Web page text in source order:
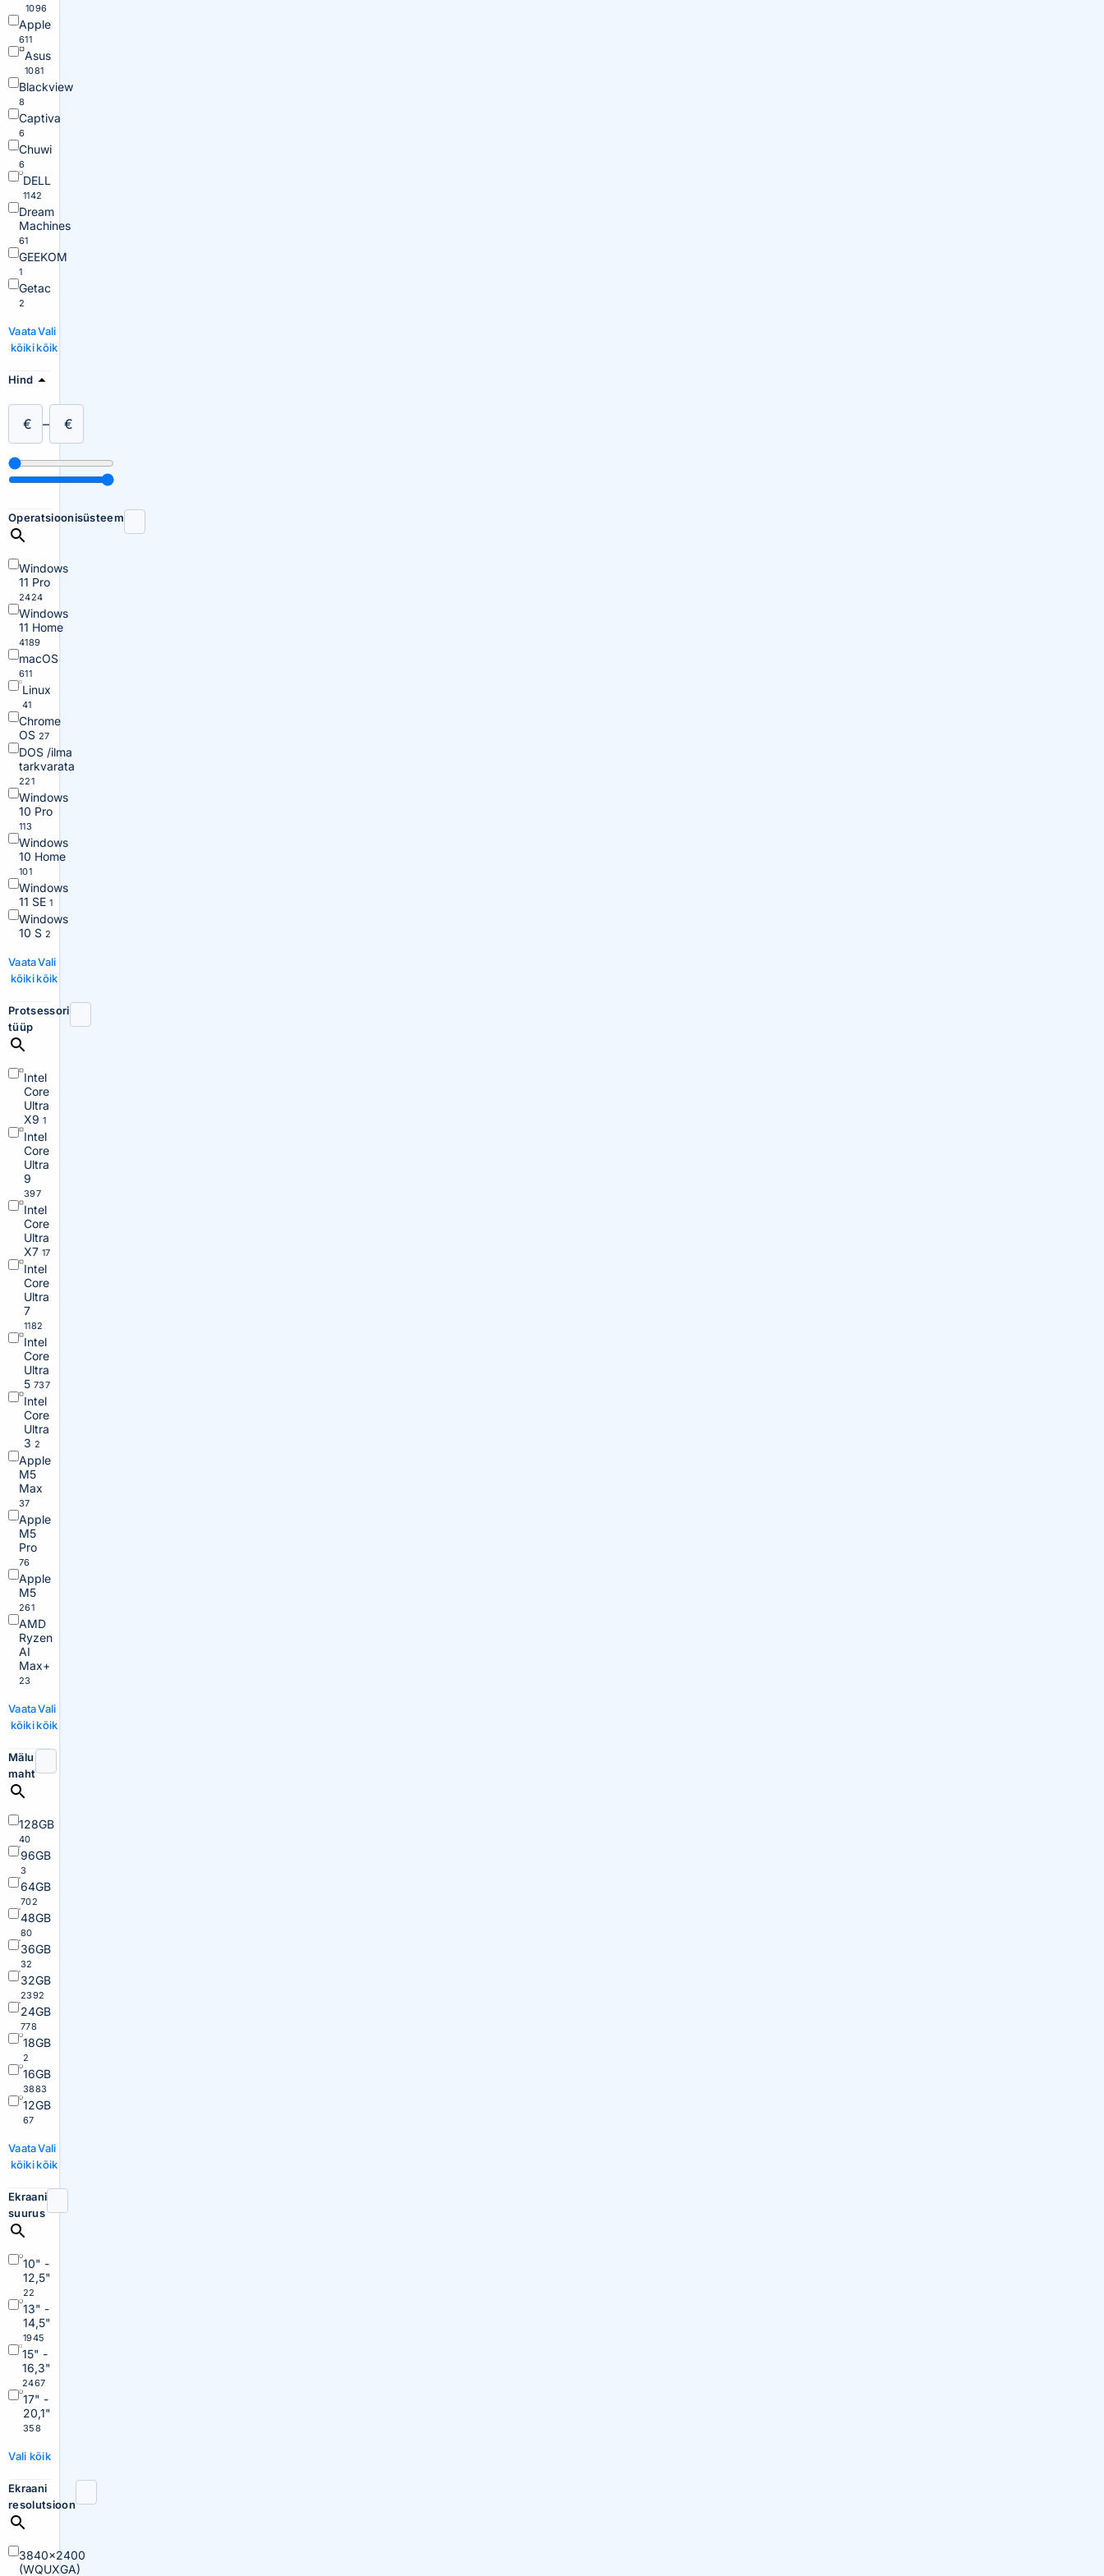
1096
Apple
611
Asus
1081
Blackview
8
Captiva
6
Chuwi
6
DELL
1142
Dream
Machines
61
GEEKOM
1
Getac
2
Vaata
kõiki
Vali
kõik
Hind
€ – €
Operatsioonisüsteem
Windows
11 Pro
2424
Windows
11 Home
4189
macOS
611
Linux
41
Chrome
OS 27
DOS /ilma
tarkvarata
221
Windows
10 Pro
113
Windows
10 Home
101
Windows
11 SE 1
Windows
10 S 2
Vaata
kõiki
Vali
kõik
Protsessori
tüüp
Intel
Core
Ultra
X91
Intel
Core
Ultra
9
397
Intel
Core
Ultra
X7 17
Intel
Core
Ultra
7
1182
Intel
Core
Ultra
5 737
Intel
Core
Ultra
3 2
Apple
M5
Max
37
Apple
M5
Pro
76
Apple
M5
261
AMD
Ryzen
AI
Max+
23
Vaata
kõiki
Vali
kõik
Mälu
maht
128GB
40
96GB
3
64GB
702
48GB
80
36GB
32
32GB
2392
24GB
778
18GB
2
16GB
3883
12GB
67
Vaata
kõiki
Vali
kõik
Ekraani
suurus
10" -
12,5"
22
13" -
14,5"
1945
15" -
16,3"
2467
17" -
20,1"
358
Vali kõik
Ekraani
resolutsioon
3840×2400
(WQUXGA)